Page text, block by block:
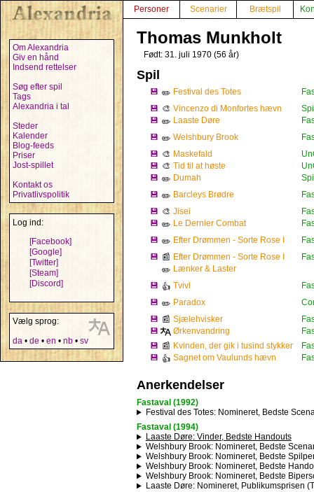
Om Alexandria
Giv en hånd
Indsend rettelser
Søg efter spil
Tags
Alexandria i tal
Steder
Kalender
Blog-feeds
Priser
Jost-spillet
Kontakt os
Privatlivspolitik
Log ind:
[Facebook]
[Google]
[Twitter]
[Steam]
[Discord]
Vælg sprog:
da • de • en • nb • sv
Personer Scenarier Brætspil
Thomas Munkholt
Født: 31. juli 1970 (56 år)
Spil
💾 ✏️ Festival des Totes
💾 🎨 Vincenzo di Monfortes hævn
💾 ✏️ Laaste Døre
💾 ✏️ Welshbury Brook
💾 🎨 Maskefald
💾 🎨 Tid til at høste
💾 ✏️ Dumah
💾 ✏️ Barcleys Brødre
💾 🎨 Jisei
💾 ✏️ Le Dernier Combat
💾 ✏️ Efter Drømmen - Sorte Rose I
💾 📰 Efter Drømmen - Sorte Rose I
✏️ Lænker & Laster
💾 👍 Tvivl
💾 ✏️ Paradox
💾 📰 Sjælehvisker
💾
Ørkenvandring
💾 📰 Kvinden, der gik i tusind stykker
💾 👍 Sagnet om Vaulunds hævn
Anerkendelser
Fastaval (1992)
Festival des Totes: Nomineret, Bedste
Fastaval (1994)
Laaste Døre: Vinder, Bedste Handouts
Welshbury Brook: Nomineret, Bedste
Welshbury Brook: Nomineret, Bedste
Welshbury Brook: Nomineret, Bedste
Welshbury Brook: Nomineret, Bedste
Laaste Døre: Nomineret, Publikumsprisen